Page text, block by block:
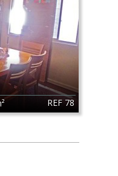
REF 78